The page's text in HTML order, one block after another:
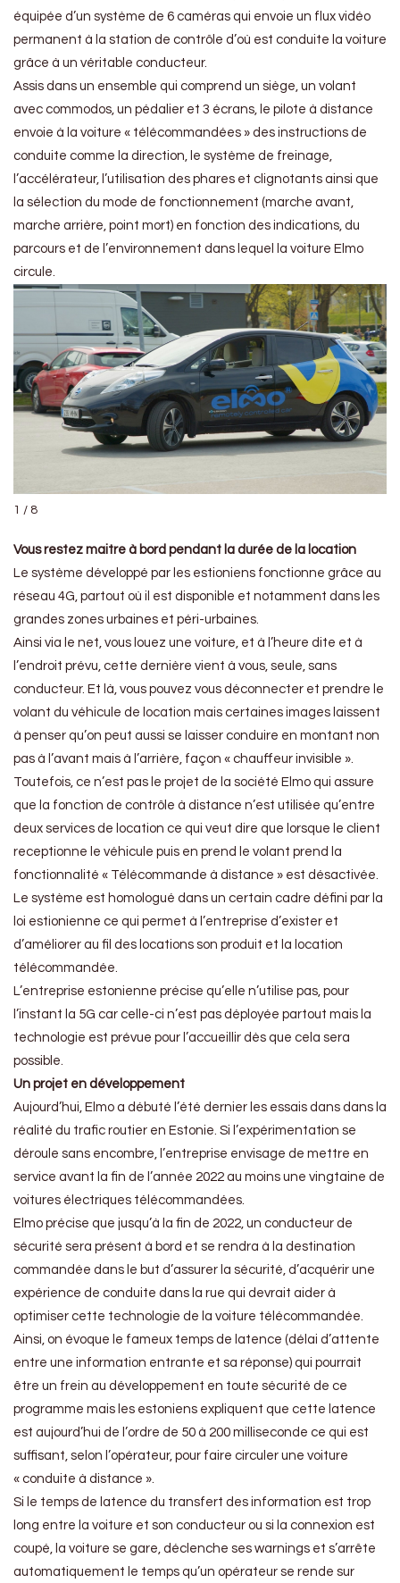
équipée d’un système de 6 caméras qui envoie un flux vidéo
permanent à la station de contrôle d’où est conduite la voiture
grâce à un véritable conducteur.
Assis dans un ensemble qui comprend un siège, un volant
avec commodos, un pédalier et 3 écrans, le pilote à distance
envoie à la voiture « télécommandées » des instructions de
conduite comme la direction, le système de freinage,
l’accélérateur, l’utilisation des phares et clignotants ainsi que
la sélection du mode de fonctionnement (marche avant,
marche arrière, point mort) en fonction des indications, du
parcours et de l’environnement dans lequel la voiture Elmo
circule.
1 / 8
Vous restez maitre à bord pendant la durée de la location
Le système développé par les estioniens fonctionne grâce au
réseau 4G, partout où il est disponible et notamment dans les
grandes zones urbaines et péri-urbaines.
Ainsi via le net, vous louez une voiture, et à l’heure dite et à
l’endroit prévu, cette dernière vient à vous, seule, sans
conducteur. Et là, vous pouvez vous déconnecter et prendre le
volant du véhicule de location mais certaines images laissent
à penser qu’on peut aussi se laisser conduire en montant non
pas à l’avant mais à l’arrière, façon « chauffeur invisible ».
Toutefois, ce n’est pas le projet de la société Elmo qui assure
que la fonction de contrôle à distance n’est utilisée qu’entre
deux services de location ce qui veut dire que lorsque le client
receptionne le véhicule puis en prend le volant prend la
fonctionnalité « Télécommande à distance » est désactivée.
Le système est homologué dans un certain cadre défini par la
loi estionienne ce qui permet à l’entreprise d’exister et
d’améliorer au fil des locations son produit et la location
télécommandée.
L’entreprise estonienne précise qu’elle n’utilise pas, pour
l’instant la 5G car celle-ci n’est pas déployée partout mais la
technologie est prévue pour l’accueillir dès que cela sera
possible.
Un projet en développement
Aujourd’hui, Elmo a débuté l’été dernier les essais dans dans la
réalité du trafic routier en Estonie. Si l’expérimentation se
déroule sans encombre, l’entreprise envisage de mettre en
service avant la fin de l’année 2022 au moins une vingtaine de
voitures électriques télécommandées.
Elmo précise que jusqu’à la fin de 2022, un conducteur de
sécurité sera présent à bord et se rendra à la destination
commandée dans le but d’assurer la sécurité, d’acquérir une
expérience de conduite dans la rue qui devrait aider à
optimiser cette technologie de la voiture télécommandée.
Ainsi, on évoque le fameux temps de latence (délai d’attente
entre une information entrante et sa réponse) qui pourrait
être un frein au développement en toute sécurité de ce
programme mais les estoniens expliquent que cette latence
est aujourd’hui de l’ordre de 50 à 200 milliseconde ce qui est
suffisant, selon l’opérateur, pour faire circuler une voiture
« conduite à distance ».
Si le temps de latence du transfert des information est trop
long entre la voiture et son conducteur ou si la connexion est
coupé, la voiture se gare, déclenche ses warnings et s’arrête
automatiquement le temps qu’un opérateur se rende sur